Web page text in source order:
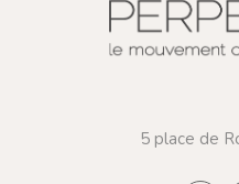
5 place de